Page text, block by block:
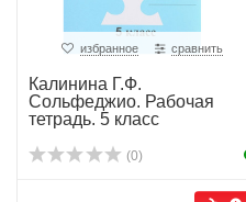
избранное сравнить
Калинина Г.Ф.
Сольфеджио. Рабочая
тетрадь. 5 класс
(0)